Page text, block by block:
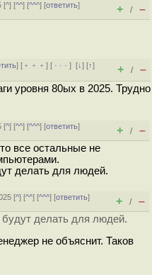
[^] [^^] [^^^] [ответить]
+ / –
] [ ﹢﹢﹢] [ · · ·][↓] [↑]
+ / –
уровня 80ых в 2025. Трудно
[^] [^^] [^^^] [ответить]
+ / –
все остальные не
делать для людей.
[^] [^^] [^^^] [ответить]
+ / –
будут делать для людей.
не объяснит. Таков